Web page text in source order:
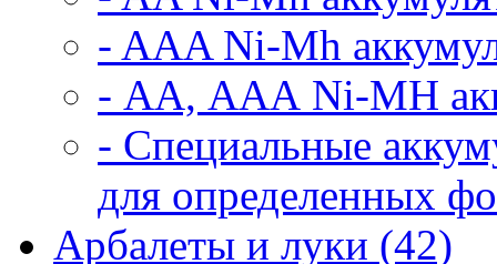
- AAA Ni-Mh
- АА, ААА Ni-MH
- Специальные
для определенных
Арбалеты и луки (42)